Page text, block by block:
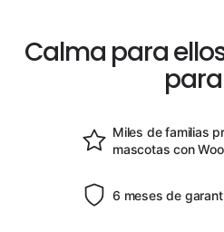
Calma para
Miles de familias
mascotas con Woo
6 meses de